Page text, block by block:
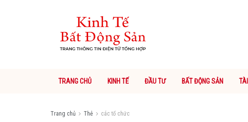
TRANG CHỦ KINH TẾ ĐẦU TƯ BẤT ĐỘNG SẢN
Trang chủ Thẻ các tổ chức